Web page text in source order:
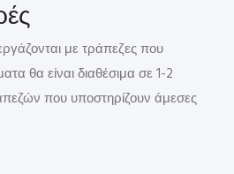
με τράπεζες που
θα είναι διαθέσιμα σε 1-2
που υποστηρίζουν άμεσες